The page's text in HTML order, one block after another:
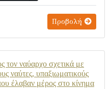
Προβολή
τον ναύαρχο σχετικά με
ναύτες, υπαξιωματικούς
έλαβαν μέρος στο κίνημα